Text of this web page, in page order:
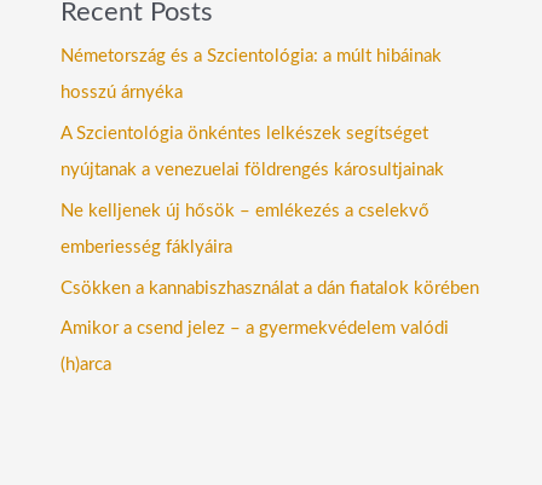
Recent Posts
Németország és a Szcientológia: a múlt hibáinak
hosszú árnyéka
A Szcientológia önkéntes lelkészek segítséget
nyújtanak a venezuelai földrengés károsultjainak
Ne kelljenek új hősök – emlékezés a cselekvő
emberiesség fáklyáira
Csökken a kannabiszhasználat a dán fiatalok körében
Amikor a csend jelez – a gyermekvédelem valódi
(h)arca